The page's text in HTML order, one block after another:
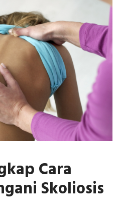
Cara
Skoliosis